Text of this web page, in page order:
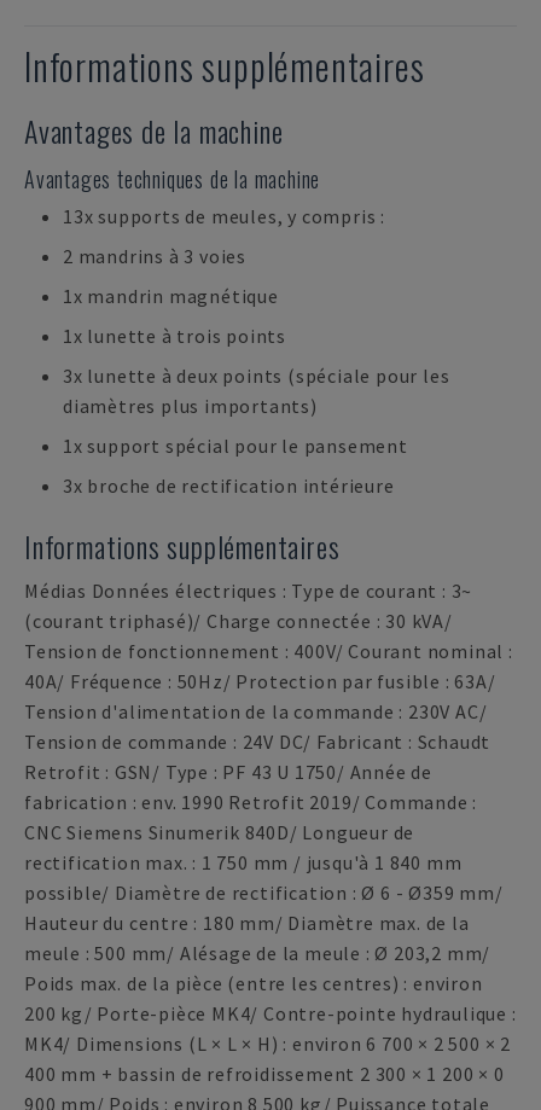
Informations supplémentaires
Avantages de la machine
Avantages techniques de la machine
13x supports de meules, y compris :
2 mandrins à 3 voies
1x mandrin magnétique
1x lunette à trois points
3x lunette à deux points (spéciale pour les
diamètres plus importants)
1x support spécial pour le pansement
3x broche de rectification intérieure
Informations supplémentaires
Médias Données électriques : Type de courant : 3~
(courant triphasé)/ Charge connectée : 30 kVA/
Tension de fonctionnement : 400V/ Courant nominal :
40A/ Fréquence : 50Hz/ Protection par fusible : 63A/
Tension d'alimentation de la commande : 230V AC/
Tension de commande : 24V DC/ Fabricant : Schaudt
Retrofit : GSN/ Type : PF 43 U 1750/ Année de
fabrication : env. 1990 Retrofit 2019/ Commande :
CNC Siemens Sinumerik 840D/ Longueur de
rectification max. : 1 750 mm / jusqu'à 1 840 mm
possible/ Diamètre de rectification : Ø 6 - Ø359 mm/
Hauteur du centre : 180 mm/ Diamètre max. de la
meule : 500 mm/ Alésage de la meule : Ø 203,2 mm/
Poids max. de la pièce (entre les centres) : environ
200 kg/ Porte-pièce MK4/ Contre-pointe hydraulique :
MK4/ Dimensions (L × L × H) : environ 6 700 × 2 500 × 2
400 mm + bassin de refroidissement 2 300 × 1 200 × 0
900 mm/ Poids : environ 8 500 kg/ Puissance totale